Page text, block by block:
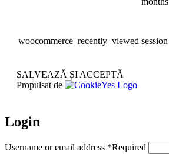
woocommerce_recently_viewed session
SALVEAZĂ ȘI ACCEPTĂ
Propulsat de
Login
Username or email address *Required